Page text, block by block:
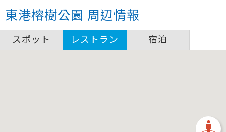
東港榕樹公園 周辺情報
スポット レストラン 宿泊